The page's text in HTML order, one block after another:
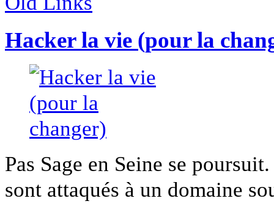
Hacker la vie (pour la
Pas Sage en Seine se
sont attaqués à un domaine